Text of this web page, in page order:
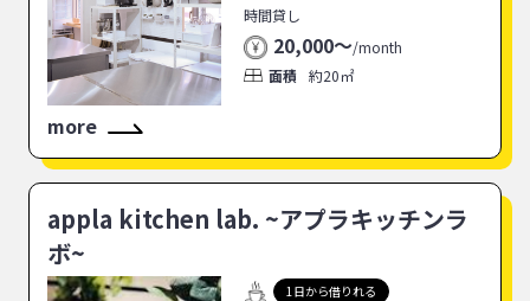
時間貸し
20,000〜/month
面積
約20㎡
more
appla kitchen lab. ~アプラキッチンラ
ボ~
1日から借りれる